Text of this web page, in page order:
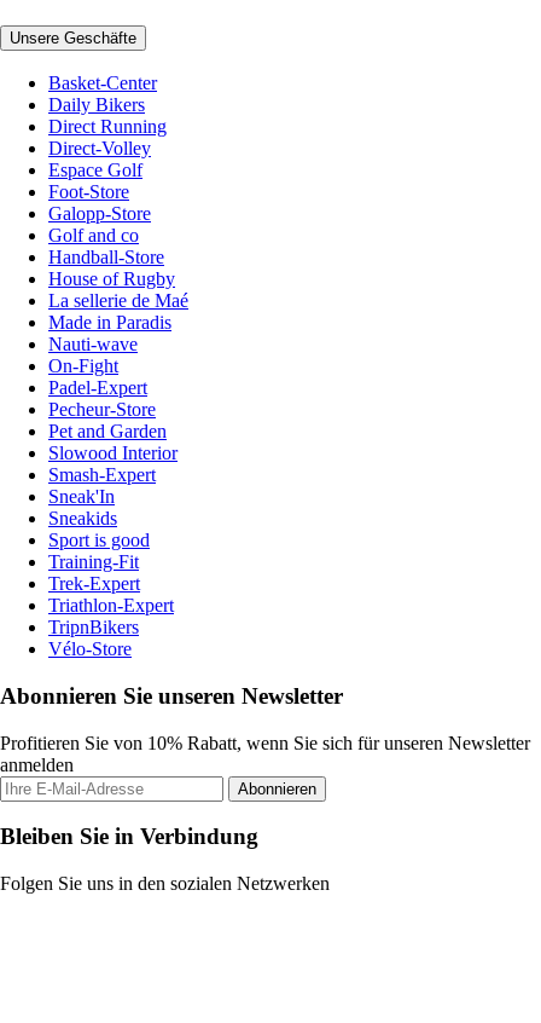
Unsere Geschäfte
Basket-Center
Daily Bikers
Direct Running
Direct-Volley
Espace Golf
Foot-Store
Galopp-Store
Golf and co
Handball-Store
House of Rugby
La sellerie de Maé
Made in Paradis
Nauti-wave
On-Fight
Padel-Expert
Pecheur-Store
Pet and Garden
Slowood Interior
Smash-Expert
Sneak'In
Sneakids
Sport is good
Training-Fit
Trek-Expert
Triathlon-Expert
TripnBikers
Vélo-Store
Abonnieren Sie unseren Newsletter
Profitieren Sie von 10% Rabatt, wenn Sie sich für unseren Newsletter
anmelden
Abonnieren
Bleiben Sie in Verbindung
Folgen Sie uns in den sozialen Netzwerken